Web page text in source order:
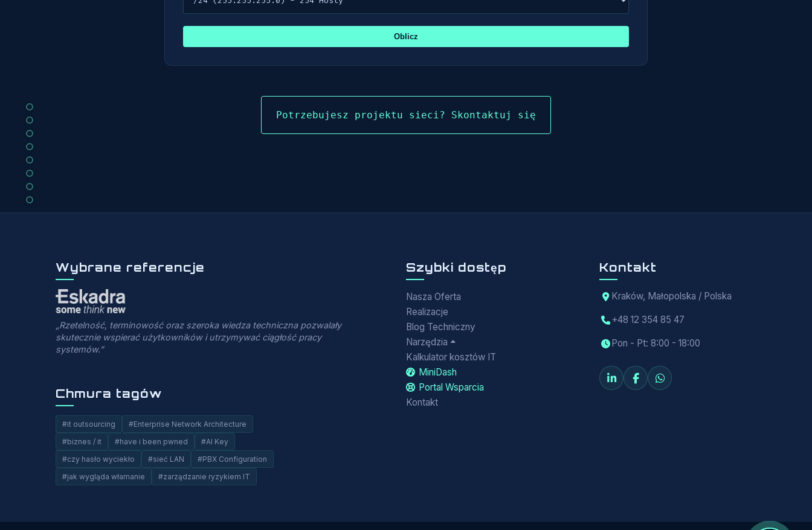
Oblicz
Potrzebujesz projektu sieci? Skontaktuj się
Wybrane referencje
„Rzetelność, terminowość oraz szeroka wiedza techniczna pozwalały
skutecznie wspierać użytkowników i utrzymywać ciągłość pracy
systemów.”
Chmura tagów
#it outsourcing
#Enterprise Network Architecture
#biznes / it
#have i been pwned
#AI Key
#czy hasło wyciekło
#sieć LAN
#PBX Configuration
#jak wygląda włamanie
#zarządzanie ryzykiem IT
Szybki dostęp
Nasza Oferta
Realizacje
Blog Techniczny
Narzędzia
Kalkulator kosztów IT
MiniDash
Portal Wsparcia
Kontakt
Kontakt
Kraków, Małopolska / Polska
+48 12 354 85 47
Pon - Pt: 8:00 - 18:00